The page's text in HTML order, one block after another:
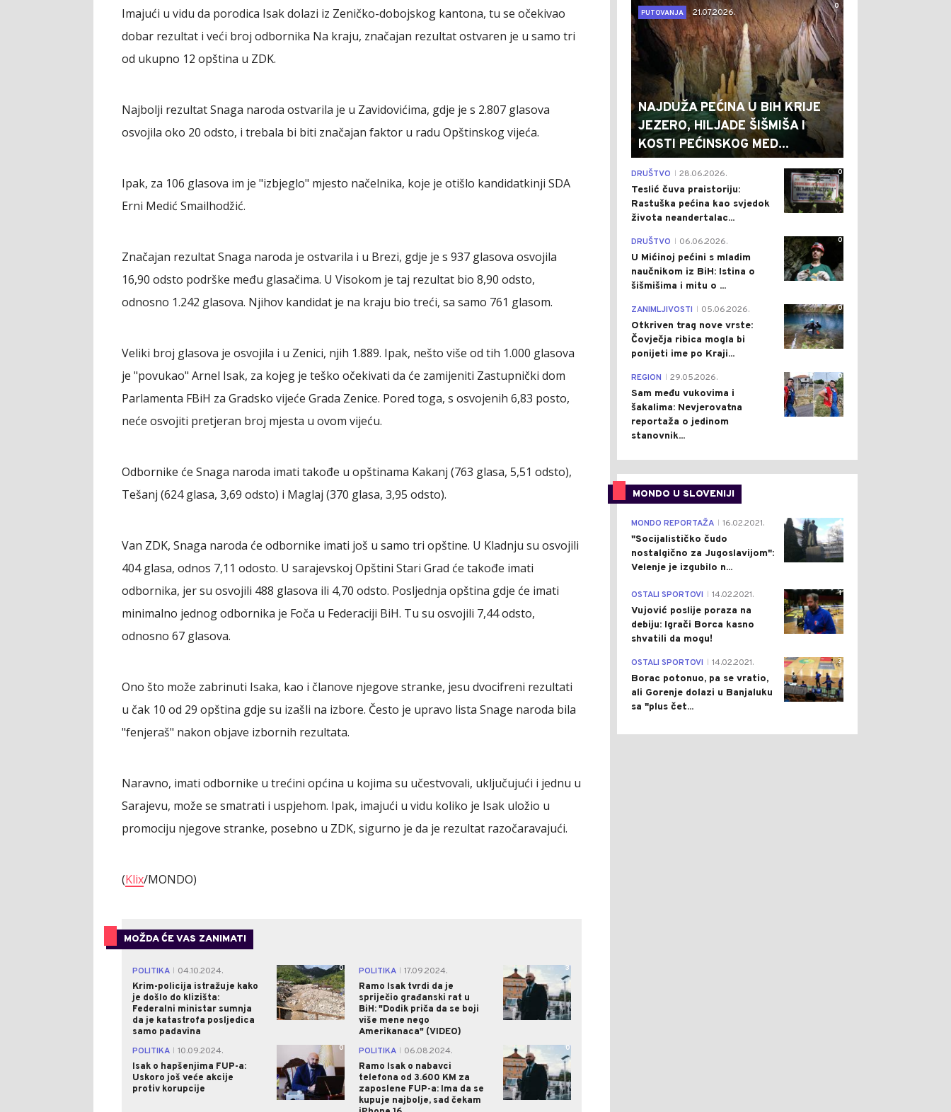
Imajući u vidu da porodica Isak dolazi iz Zeničko-dobojskog kantona, tu se očekivao
dobar rezultat i veći broj odbornika Na kraju, značajan rezultat ostvaren je u samo tri
od ukupno 12 opština u ZDK.
Najbolji rezultat Snaga naroda ostvarila je u Zavidovićima, gdje je s 2.807 glasova
osvojila oko 20 odsto, i trebala bi biti značajan faktor u radu Opštinskog vijeća.
Ipak, za 106 glasova im je "izbjeglo" mjesto načelnika, koje je otišlo kandidatkinji SDA
Erni Medić Smailhodžić.
Značajan rezultat Snaga naroda je ostvarila i u Brezi, gdje je s 937 glasova osvojila
16,90 odsto podrške među glasačima. U Visokom je taj rezultat bio 8,90 odsto,
odnosno 1.242 glasova. Njihov kandidat je na kraju bio treći, sa samo 761 glasom.
Veliki broj glasova je osvojila i u Zenici, njih 1.889. Ipak, nešto više od tih 1.000 glasova
je "povukao" Arnel Isak, za kojeg je teško očekivati da će zamijeniti Zastupnički dom
Parlamenta FBiH za Gradsko vijeće Grada Zenice. Pored toga, s osvojenih 6,83 posto,
neće osvojiti pretjeran broj mjesta u ovom vijeću.
Odbornike će Snaga naroda imati takođe u opštinama Kakanj (763 glasa, 5,51 odsto),
Tešanj (624 glasa, 3,69 odsto) i Maglaj (370 glasa, 3,95 odsto).
Van ZDK, Snaga naroda će odbornike imati još u samo tri opštine. U Kladnju su osvojili
404 glasa, odnos 7,11 odosto. U sarajevskoj Opštini Stari Grad će takođe imati
odbornika, jer su osvojili 488 glasova ili 4,70 odsto. Posljednja opština gdje će imati
minimalno jednog odbornika je Foča u Federaciji BiH. Tu su osvojili 7,44 odsto,
odnosno 67 glasova.
Ono što može zabrinuti Isaka, kao i članove njegove stranke, jesu dvocifreni rezultati
u čak 10 od 29 opština gdje su izašli na izbore. Često je upravo lista Snage naroda bila
"fenjeraš" nakon objave izbornih rezultata.
Naravno, imati odbornike u trećini općina u kojima su učestvovali, uključujući i jednu u
Sarajevu, može se smatrati i uspjehom. Ipak, imajući u vidu koliko je Isak uložio u
promociju njegove stranke, posebno u ZDK, sigurno je da je rezultat razočaravajući.
(Klix/MONDO)
MOŽDA ĆE VAS ZANIMATI
POLITIKA
04.10.2024.
Krim-policija istražuje kako
je došlo do klizišta:
Federalni ministar sumnja
da je katastrofa posljedica
samo padavina
0 POLITIKA
17.09.2024.
Ramo Isak tvrdi da je
spriječio građanski rat u
BiH: "Dodik priča da se boji
više mene nego
Amerikanaca" (VIDEO)
3
POLITIKA
10.09.2024.
Isak o hapšenjima FUP-a:
Uskoro još veće akcije
protiv korupcije
0 POLITIKA
06.08.2024.
Ramo Isak o nabavci
telefona od 3.600 KM za
zaposlene FUP-a: Ima da se
kupuje najbolje, sad čekam
0
0
PUTOVANJA
21.07.2026.
NAJDUŽA PEĆINA U BIH KRIJE
JEZERO, HILJADE ŠIŠMIŠA I
KOSTI PEĆINSKOG MED...
0
DRUŠTVO 28.06.2026.
Teslić čuva praistoriju:
Rastuška pećina kao svjedok
života neandertalac...
0
DRUŠTVO 06.06.2026.
U Mićinoj pećini s mladim
naučnikom iz BiH: Istina o
šišmišima i mitu o ...
0
ZANIMLJIVOSTI 05.06.2026.
Otkriven trag nove vrste:
Čovječja ribica mogla bi
ponijeti ime po Kraji...
0
REGION 29.05.2026.
Sam među vukovima i
šakalima: Nevjerovatna
reportaža o jedinom
stanovnik...
MONDO U SLOVENIJI
4
MONDO REPORTAŽA 16.02.2021.
"Socijalističko čudo
nostalgično za Jugoslavijom":
Velenje je izgubilo n...
1
OSTALI SPORTOVI 14.02.2021.
Vujović poslije poraza na
debiju: Igrači Borca kasno
shvatili da mogu!
3
OSTALI SPORTOVI 14.02.2021.
Borac potonuo, pa se vratio,
ali Gorenje dolazi u Banjaluku
sa "plus čet...